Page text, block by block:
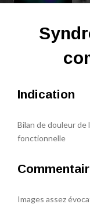
Indication
Bilan de douleur de
fonctionnelle
Images assez